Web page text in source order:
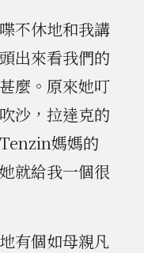
不休地和我講
出來看我們的
麼。原來她叮
沙，拉達克的
媽媽的
就給我一個很
有個如母親凡